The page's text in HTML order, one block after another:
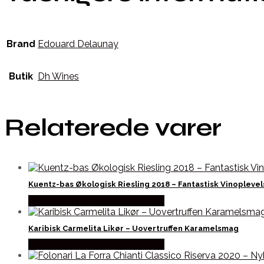
Brand Edouard Delaunay
Butik Dh Wines
Relaterede varer
Kuentz-bas Økologisk Riesling 2018 – Fantastisk
Karibisk Carmelita Likør – Uovertruffen Karamelsmag